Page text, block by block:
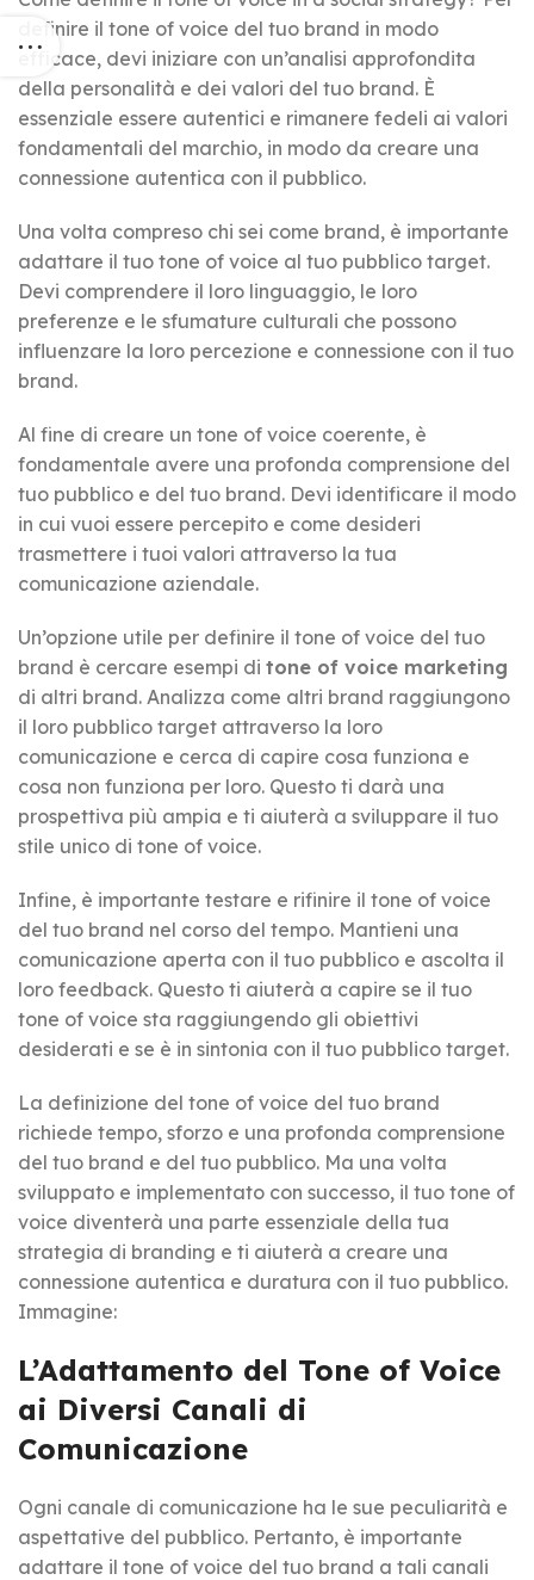
definire il tone of voice del tuo brand in modo
efficace, devi iniziare con un’analisi approfondita
della personalità e dei valori del tuo brand. È
essenziale essere autentici e rimanere fedeli ai valori
fondamentali del marchio, in modo da creare una
connessione autentica con il pubblico.
Una volta compreso chi sei come brand, è importante
adattare il tuo tone of voice al tuo pubblico target.
Devi comprendere il loro linguaggio, le loro
preferenze e le sfumature culturali che possono
influenzare la loro percezione e connessione con il tuo
brand.
Al fine di creare un tone of voice coerente, è
fondamentale avere una profonda comprensione del
tuo pubblico e del tuo brand. Devi identificare il modo
in cui vuoi essere percepito e come desideri
trasmettere i tuoi valori attraverso la tua
comunicazione aziendale.
Un’opzione utile per definire il tone of voice del tuo
brand è cercare esempi di tone of voice marketing
di altri brand. Analizza come altri brand raggiungono
il loro pubblico target attraverso la loro
comunicazione e cerca di capire cosa funziona e
cosa non funziona per loro. Questo ti darà una
prospettiva più ampia e ti aiuterà a sviluppare il tuo
stile unico di tone of voice.
Infine, è importante testare e rifinire il tone of voice
del tuo brand nel corso del tempo. Mantieni una
comunicazione aperta con il tuo pubblico e ascolta il
loro feedback. Questo ti aiuterà a capire se il tuo
tone of voice sta raggiungendo gli obiettivi
desiderati e se è in sintonia con il tuo pubblico target.
La definizione del tone of voice del tuo brand
richiede tempo, sforzo e una profonda comprensione
del tuo brand e del tuo pubblico. Ma una volta
sviluppato e implementato con successo, il tuo tone of
voice diventerà una parte essenziale della tua
strategia di branding e ti aiuterà a creare una
connessione autentica e duratura con il tuo pubblico.
Immagine:
L’Adattamento del Tone of Voice
ai Diversi Canali di
Comunicazione
Ogni canale di comunicazione ha le sue peculiarità e
aspettative del pubblico. Pertanto, è importante
adattare il tone of voice del tuo brand a tali canali